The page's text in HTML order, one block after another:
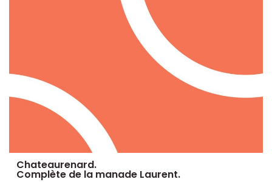
Chateaurenard.
Complète de la manade Laurent.